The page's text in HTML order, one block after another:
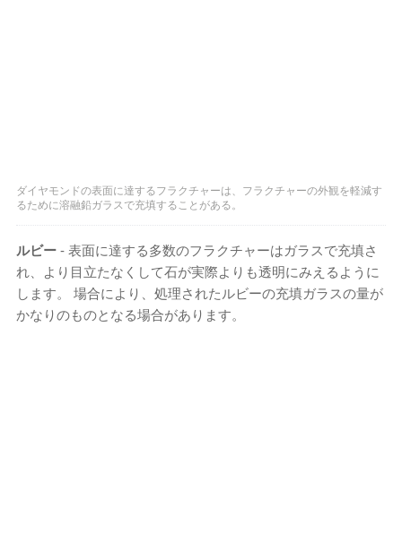
ダイヤモンドの表面に達するフラクチャーは、フラクチャーの外観を軽減す
るために溶融鉛ガラスで充填することがある。
ルビー - 表面に達する多数のフラクチャーはガラスで充填さ
れ、より目立たなくして石が実際よりも透明にみえるように
します。 場合により、処理されたルビーの充填ガラスの量が
かなりのものとなる場合があります。